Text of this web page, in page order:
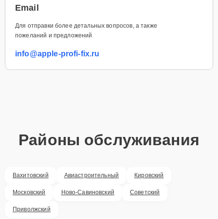
Email
Для отправки более детальных вопросов, а также
пожеланий и предложений
info@apple-profi-fix.ru
Районы обслуживания
Вахитовский Авиастроительный Кировский
Московский Ново-Савиновский Советский
Приволжский